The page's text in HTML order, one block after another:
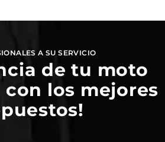
A SU SERVICIO
de tu moto
los mejores